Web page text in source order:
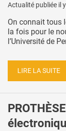
Actualité publiée il
On connait tous
la fois pour le
l’Université de
LIRE LA SUITE